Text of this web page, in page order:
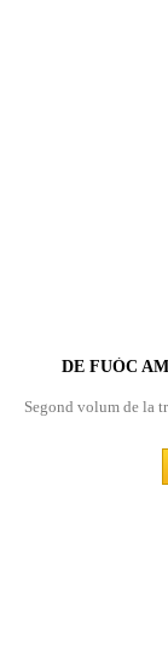
DE FUÒC
Segond volum de la